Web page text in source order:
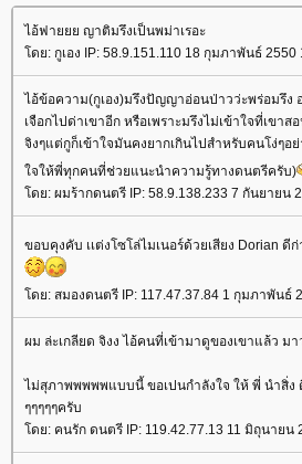
ไอ้ฟายยย ญาติมรึงเป็นพม่าเรอะ
ดย: กูเอง IP: 58.9.151.110 18 กุมภาพันธ์ 2550
ไอ้ข้อความ(กูเอง)มรึงปัญญาอ่อนป่าวว่ะพร่อมรึง
เจือกไปด่าเขาอีก หรือเพราะมรึงไม่เข้าใจที่เขาส
จิงๆแต่กูก็เข้าใจมันคงยากเกินไปสำหรับคนโง่ๆอย่
จให้พี่ทุกคนที่ช่วยแนะนำความรู้ทางดนตรีครับ)
ดย: ผมร้ากดนตรี IP: 58.9.138.233 7 กันยายน
ขอบคุงคับ เเต่งโซโล่ไมเนอร์ด้วยเสียง Dorian ดีก่
ดย: สมองดนตรี IP: 117.47.37.84 1 กุมภาพันธ์
ผม ล่ะเกลียด จิงง ไอ้คนที่เข้ามาดูของเขาแล้ว มา
ไม่สุภาพพพพพแบบนี้ ขอเปนกำลังใจ ให้ พี่ นำสิ่ง
ๆๆๆๆๆครับ
ดย: คนรัก ดนตรี IP: 119.42.77.13 11 มิถุนายน